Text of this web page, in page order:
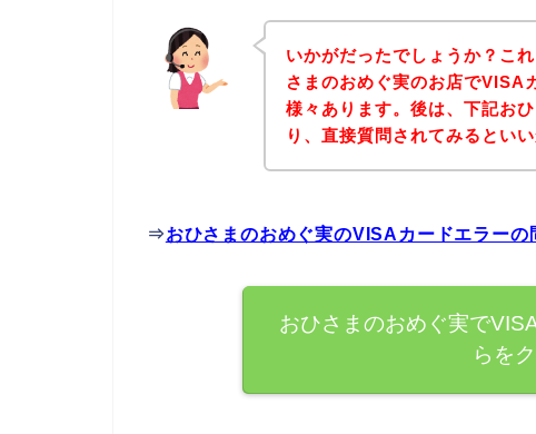
いかがだったでしょうか？こ
さまのおめぐ実のお店でVISA
様々あります。後は、下記お
り、直接質問されてみるとい
⇒おひさまのおめぐ実のVISAカードエラー
おひさまのおめぐ実で
らを